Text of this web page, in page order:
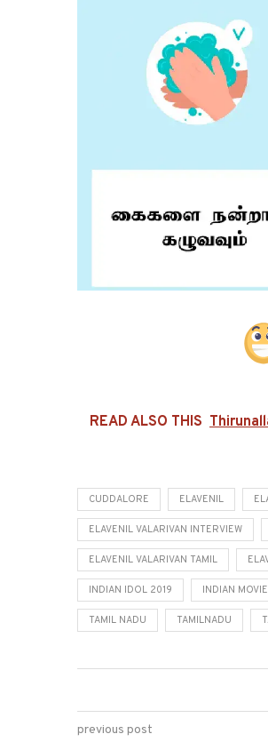
READ ALSO THIS
CUDDALORE ELAVENIL
ELAVENIL VALARIVAN INTERVIEW
ELAVENIL VALARIVAN TAMIL
INDIAN IDOL 2019 INDIAN
TAMIL NADU TAMILNADU
previous post